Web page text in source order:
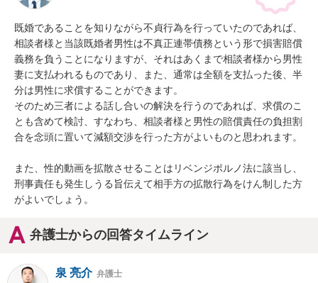
既婚であることを知りながら不貞行為を行っていたのであれば、
相談者様と当該既婚者男性は不真正連帯債務という形で損害賠償
義務を負うことになりますが、それはあくまで相談者様から男性
妻に支払われるものであり、また、通常は全額を支払った後、半
分は男性に求償することができます。
そのため三者による話し合いの解決を行うのであれば、求償のこ
とも含めて検討、すなわち、相談者様と男性の賠償責任の負担割
合を念頭に置いて減額交渉を行った方がよいものと思われます。
また、性的動画を拡散させることはリベンジポルノ法に該当し、
刑事責任も発生しうる旨伝えて相手方の拡散行為をけん制した方
がよいでしょう。
弁護士からの回答タイムライン
泉 亮介 弁護士